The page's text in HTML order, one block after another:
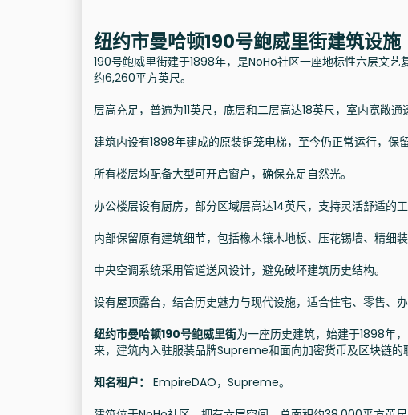
纽约市曼哈顿190号鲍威里街建筑设施
190号鲍威里街建于1898年，是NoHo社区一座地标性六层文
约6,260平方英尺。
层高充足，普遍为11英尺，底层和二层高达18英尺，室内宽敞通
建筑内设有1898年建成的原装铜笼电梯，至今仍正常运行，保
所有楼层均配备大型可开启窗户，确保充足自然光。
办公楼层设有厨房，部分区域层高达14英尺，支持灵活舒适的工
内部保留原有建筑细节，包括橡木镶木地板、压花锡墙、精细
中央空调系统采用管道送风设计，避免破坏建筑历史结构。
设有屋顶露台，结合历史魅力与现代设施，适合住宅、零售、
纽约市曼哈顿190号鲍威里街为一座历史建筑，始建于1898年
来，建筑内入驻服装品牌Supreme和面向加密货币及区块链的
知名租户：
EmpireDAO，Supreme。